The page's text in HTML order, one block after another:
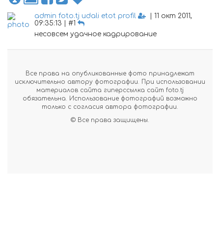
admin foto.tj udali etot profil
| 11 окт 2011,
09:35:13 | #1
несовсем удачное кадрирование
Все права на опубликованные фото принадлежат
исключительно автору фотографии. При использовании
материалов сайта гиперссылка сайт foto.tj
обязательна. Использование фотографий возможно
только с согласия автора фотографии.
© Все права защищены.